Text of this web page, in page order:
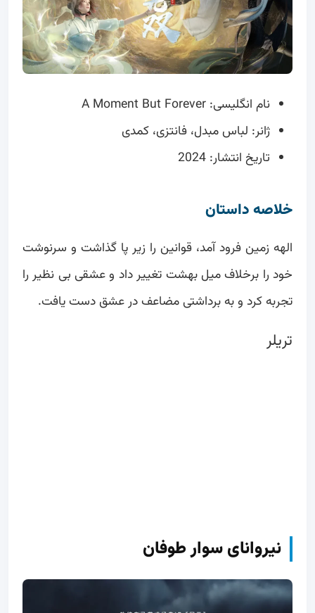
نام انگلیسی: A Moment But Forever
ژانر: لباس مبدل، فانتزی، کمدی
تاریخ انتشار: 2024
خلاصه داستان
الهه زمین فرود آمد، قوانین را زیر پا گذاشت و سرنوشت
خود را برخلاف میل بهشت تغییر داد و عشقی بی نظیر را
تجربه کرد و به برداشتی مضاعف در عشق دست یافت.
تریلر
نیروانای سوار طوفان